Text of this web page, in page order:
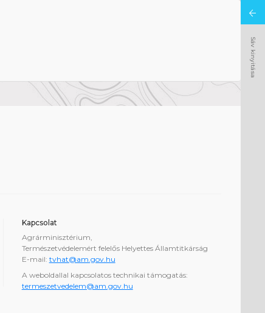
Kapcsolat
Agrárminisztérium,
Természetvédelemért felelős Helyettes Államtitkárság
E-mail: tvhat@am.gov.hu
A weboldallal kapcsolatos technikai támogatás:
termeszetvedelem@am.gov.hu
Sáv kinyitása